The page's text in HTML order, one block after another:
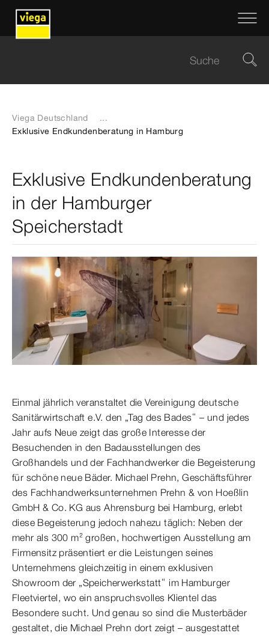
Viega Deutschland
...
Exklusive Endkundenberatung in Hamburg
Exklusive Endkundenberatung
in der Hamburger
Speicherstadt
Einmal jährlich veranstaltet die Vereinigung deutsche
Sanitärwirtschaft e.V. den „Tag des Bades“ – und jedes
Jahr aufs Neue zeigt das große Interesse der
Besuchenden in den Badausstellungen des
Großhandels und der Fachhandwerker die Begeisterung
für schöne neue Bäder. Michael Prehn, Geschäftsführer
des Fachhandwerksunternehmen Prehn & von Hoeßlin
GmbH & Co. KG aus Ahrensburg bei Hamburg, erlebt
diese Begeisterung jedoch nahezu täglich: Neben der
mehr als 300 m² großen, hochwertigen Ausstellung am
Firmensitz präsentiert er die Leistungen seines
Unternehmens gleichzeitig in einem exklusiven
Showroom der „Speicherwerkstatt“ im Hamburger
Fleetviertel, wo ein anspruchsvolles Klientel das
Besondere sucht. Und genau so sind die Musterbäder
gestaltet, die Michael Prehn dort zeigt – ausgestattet